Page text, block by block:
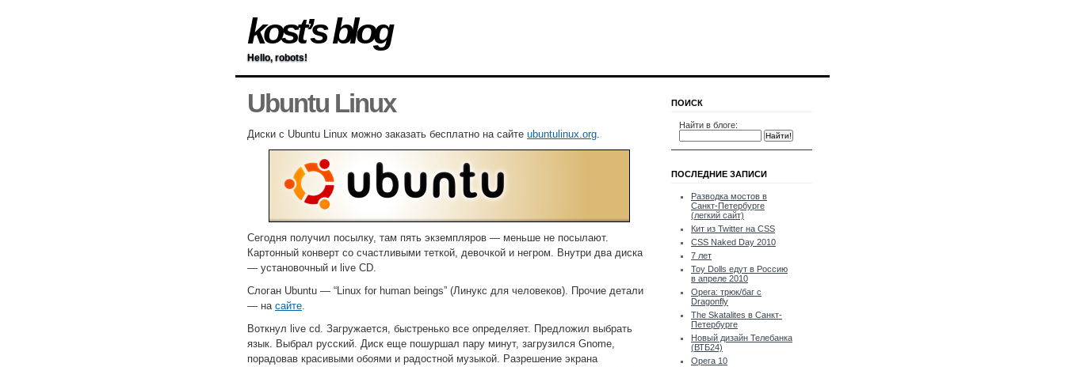
kost’s blog
Hello, robots!
Ubuntu Linux
Диски с Ubuntu Linux можно заказать бесплатно на сайте ubuntulinux.org.
Сегодня получил посылку, там пять экземпляров — меньше не посылают.
Картонный конверт со счастливыми теткой, девочкой и негром. Внутри два диска
— установочный и live CD.
Слоган Ubuntu — “Linux for human beings” (Линукс для человеков). Прочие детали
— на сайте.
Воткнул live cd. Загружается, быстренько все определяет. Предложил выбрать
язык. Выбрал русский. Диск еще пошуршал пару минут, загрузился Gnome,
порадовав красивыми обоями и радостной музыкой. Разрешение экрана
ПОИСК
Найти в блоге:
ПОСЛЕДНИЕ ЗАПИСИ
Разводка мостов в
Санкт-Петербурге
(легкий сайт)
Кит из Twitter на CSS
CSS Naked Day 2010
7 лет
Toy Dolls едут в Россию
в апреле 2010
Opera: трюк/баг с
Dragonfly
The Skatalites в Санкт-
Петербурге
Новый дизайн Телебанка
(ВТБ24)
Opera 10